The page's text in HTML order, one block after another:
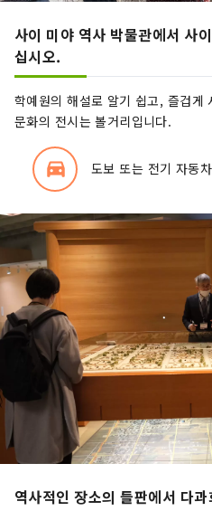
사이 미야 역사 박물관에서 사
십시오.
학예원의 해설로 알기 쉽고, 즐겁게
문화의 전시는 볼거리입니다.
directions_car_filled 도보 또는 전기 자동
역사적인 장소의 들판에서 다과